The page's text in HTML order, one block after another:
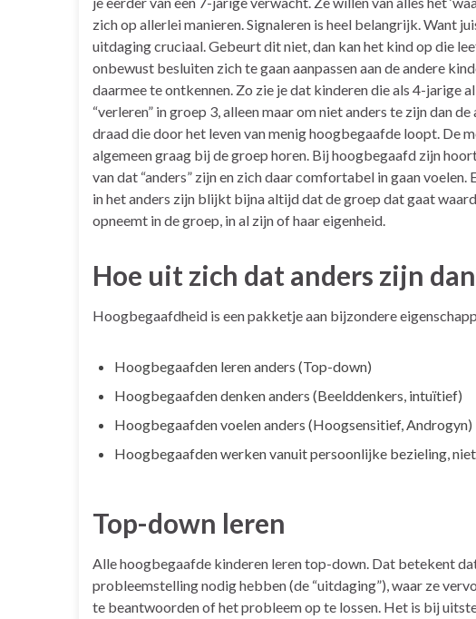
zich op allerlei manieren. Signaleren is heel belangrijk. Want
uitdaging cruciaal. Gebeurt dit niet, dan kan het kind op die
onbewust besluiten zich te gaan aanpassen aan de andere
daarmee te ontkennen. Zo zie je dat kinderen die als 4-jarige
“verleren” in groep 3, alleen maar om niet anders te zijn dan de
draad die door het leven van menig hoogbegaafde loopt. De
algemeen graag bij de groep horen. Bij hoogbegaafd zijn
van dat “anders” zijn en zich daar comfortabel in gaan
in het anders zijn blijkt bijna altijd dat de groep dat gaat
opneemt in de groep, in al zijn of haar eigenheid.
Hoe uit zich dat anders zijn
Hoogbegaafdheid is een pakketje aan bijzondere
Hoogbegaafden leren anders (Top-down)
Hoogbegaafden denken anders (Beelddenkers, intuïtief)
Hoogbegaafden voelen anders (Hoogsensitief, Androgyn)
Hoogbegaafden werken vanuit persoonlijke bezieling,
Top-down leren
Alle hoogbegaafde kinderen leren top-down. Dat betekent
probleemstelling nodig hebben (de “uitdaging”), waar ze
te beantwoorden of het probleem op te lossen. Het is bij